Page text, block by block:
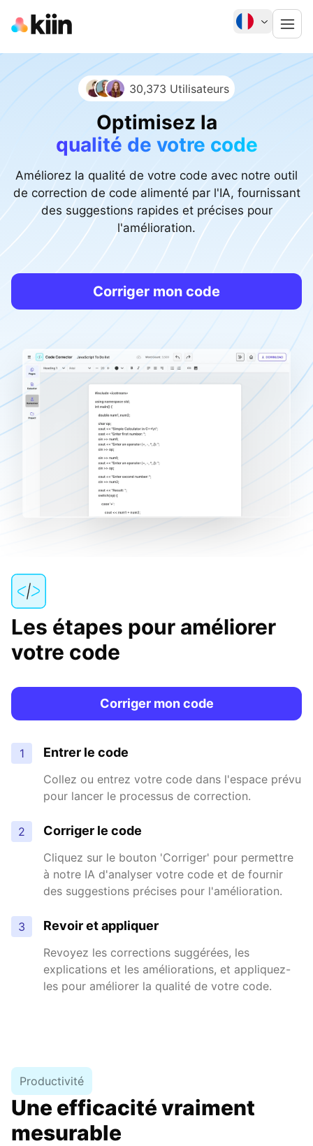
30,373 Utilisateurs
Optimisez la
qualité de votre code
Améliorez la qualité de votre code avec notre outil
de correction de code alimenté par l'IA, fournissant
des suggestions rapides et précises pour
l'amélioration.
Corriger mon code
Les étapes pour améliorer
votre code
Corriger mon code
1 Entrer le code
Collez ou entrez votre code dans l'espace prévu
pour lancer le processus de correction.
2 Corriger le code
Cliquez sur le bouton 'Corriger' pour permettre
à notre IA d'analyser votre code et de fournir
des suggestions précises pour l'amélioration.
3 Revoir et appliquer
Revoyez les corrections suggérées, les
explications et les améliorations, et appliquez-
les pour améliorer la qualité de votre code.
Productivité
Une efficacité vraiment
mesurable